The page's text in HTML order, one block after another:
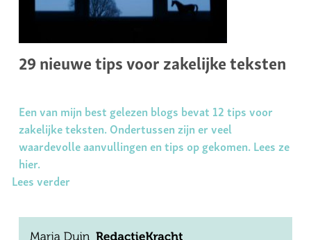
29 nieuwe tips voor zakelijke teksten
Een van mijn best gelezen blogs bevat 12 tips voor
zakelijke teksten. Ondertussen zijn er veel
waardevolle aanvullingen en tips op gekomen. Lees ze
hier.
Lees verder